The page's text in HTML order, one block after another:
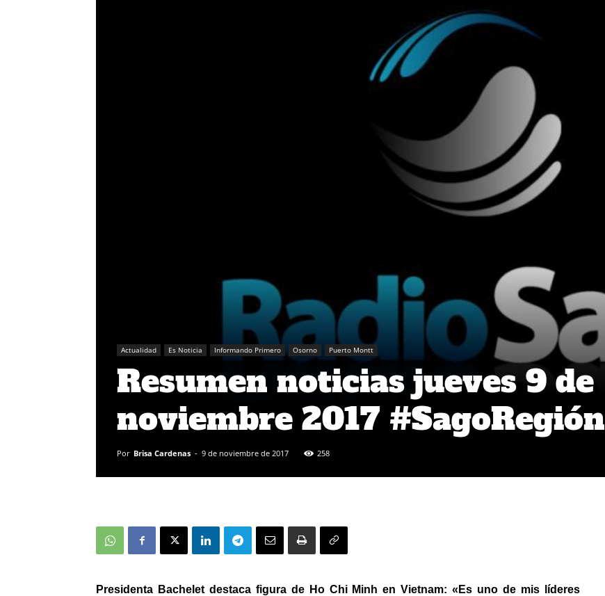
Actualidad Es Noticia Informando Primero Osorno Puerto Montt
Resumen noticias jueves 9 de
noviembre 2017 #SagoRegión
Por Brisa Cardenas - 9 de noviembre de 2017 258
Presidenta Bachelet destaca figura de Ho Chi Minh en Vietnam: «Es uno de mis líderes